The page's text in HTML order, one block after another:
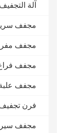
آلة
مجفف
مجفف
مجفف
مجفف
فرن
مجفف